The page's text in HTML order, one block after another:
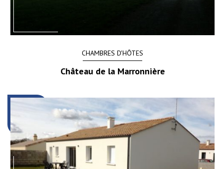
CHAMBRES D'HÔTES
Château de la Marronnière